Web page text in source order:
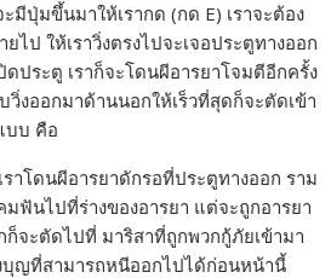
ะมีปุ่มขึ้นมาให้เรากด (กด E) เราจะต้อง
ไป ให้เราวิ่งตรงไปจะเจอประตูทางออก
ดประตู เราก็จะโดนผีอารยาโจมตีอีกครั้ง
วิ่งออกมาด้านนอกให้เร็วที่สุดก็จะตัดเข้า
บบ คือ
ราโดนผีอารยาดักรอที่ประตูทางออก ราม
มฟันไปที่ร่างของอารยา แต่จะถูกอารยา
จะตัดไปที่ มาริสาที่ถูกพวกกู้ภัยเข้ามา
บุญที่สามารถหนีออกไปได้ก่อนหน้านี้